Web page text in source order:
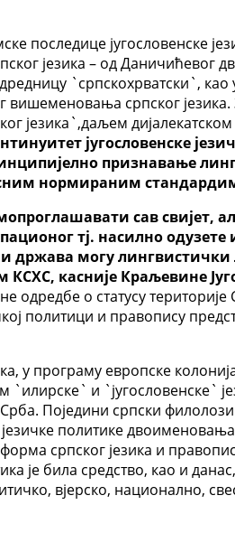
последице југословенске
језика – од Даничићевог
`српскохрватски`,
српског
језика`,даљем
југословенске
признавање
нормираним
сав свијет,
тј. насилно одузете
и држава могу
касније Краљевине
одредбе о статусу
политици и правопису
у програму европске
и `југословенске`
Поједини српски
политике
српског језика и
је била средство, као и
вјерско, национално,